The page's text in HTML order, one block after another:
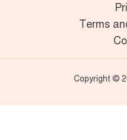
Terms
Copyright ©